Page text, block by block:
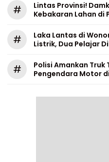
#
Lintas Provinsi!
Kebakaran Lahan di
#
Laka Lantas di
Listrik, Dua Pelajar
#
Polisi Amankan Truk
Pengendara Motor